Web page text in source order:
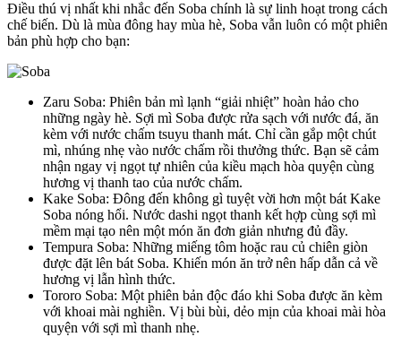
Điều thú vị nhất khi nhắc đến Soba chính là sự linh hoạt trong cách
chế biến. Dù là mùa đông hay mùa hè, Soba vẫn luôn có một phiên
bản phù hợp cho bạn:
Zaru Soba: Phiên bản mì lạnh “giải nhiệt” hoàn hảo cho
những ngày hè. Sợi mì Soba được rửa sạch với nước đá, ăn
kèm với nước chấm tsuyu thanh mát. Chỉ cần gắp một chút
mì, nhúng nhẹ vào nước chấm rồi thưởng thức. Bạn sẽ cảm
nhận ngay vị ngọt tự nhiên của kiều mạch hòa quyện cùng
hương vị thanh tao của nước chấm.
Kake Soba: Đông đến không gì tuyệt vời hơn một bát Kake
Soba nóng hổi. Nước dashi ngọt thanh kết hợp cùng sợi mì
mềm mại tạo nên một món ăn đơn giản nhưng đủ đầy.
Tempura Soba: Những miếng tôm hoặc rau củ chiên giòn
được đặt lên bát Soba. Khiến món ăn trở nên hấp dẫn cả về
hương vị lẫn hình thức.
Tororo Soba: Một phiên bản độc đáo khi Soba được ăn kèm
với khoai mài nghiền. Vị bùi bùi, dẻo mịn của khoai mài hòa
quyện với sợi mì thanh nhẹ.